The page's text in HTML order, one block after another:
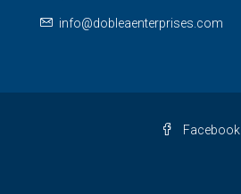
info@dobleaenterprises.com
Facebook